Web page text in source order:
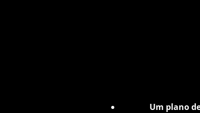
Um plano